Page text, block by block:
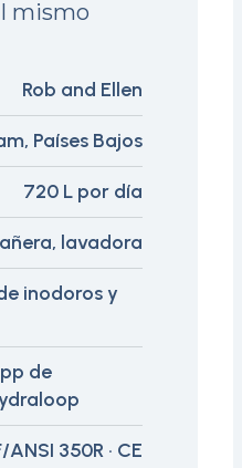
mismo
Rob and Ellen
Países Bajos
720 L por día
lavadora
inodoros y
de
ANSI 350R · CE